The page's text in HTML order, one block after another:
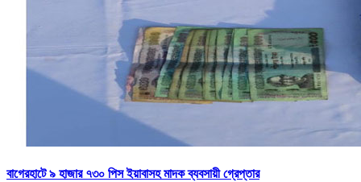
বাগেরহাটে ৯ হাজার ৭৩০ পিস ইয়াবাসহ মাদক ব্যবসায়ী গ্রেপ্তার